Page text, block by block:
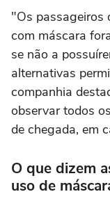
"Os passageiros
com máscara
se não a
alternativas
companhia
observar todos
de chegada, em
O que dizem
uso de